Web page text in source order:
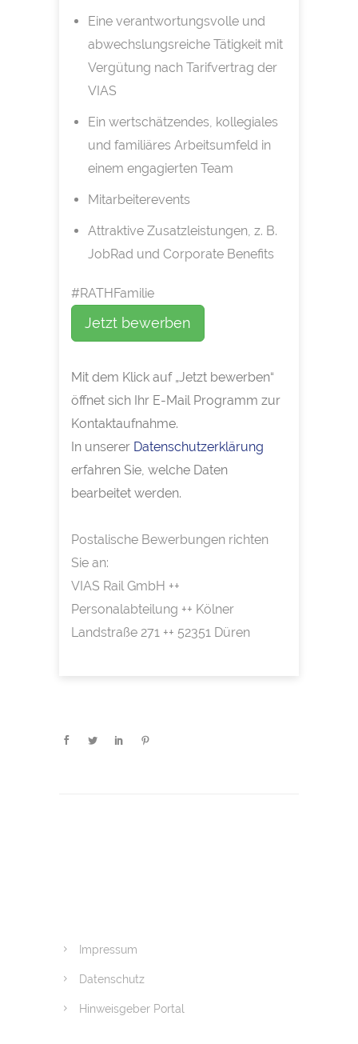
Eine verantwortungsvolle und
abwechslungsreiche Tätigkeit mit
Vergütung nach Tarifvertrag der
VIAS
Ein wertschätzendes, kollegiales
und familiäres Arbeitsumfeld in
einem engagierten Team
Mitarbeiterevents
Attraktive Zusatzleistungen, z. B.
JobRad und Corporate Benefits
#RATHFamilie
Jetzt bewerben
Mit dem Klick auf „Jetzt bewerben“
öffnet sich Ihr E-Mail Programm zur
Kontaktaufnahme.
In unserer Datenschutzerklärung
erfahren Sie, welche Daten
bearbeitet werden.
Postalische Bewerbungen richten
Sie an:
VIAS Rail GmbH ++
Personalabteilung ++ Kölner
Landstraße 271 ++ 52351 Düren
Impressum
Datenschutz
Hinweisgeber Portal